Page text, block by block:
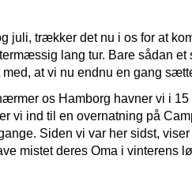
juli, trækker det nu i os for at
lang tur. Bare sådan
at vi nu endnu en gang
os Hamborg havner vi i
vi ind til en overnatning på
Siden vi var her sidst,
mistet deres Oma i vinterens